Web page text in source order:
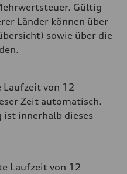
Gültig
Länder können über
sowie über die
Laufzeit von 12
Zeit automatisch.
ist innerhalb dieses
Laufzeit von 12